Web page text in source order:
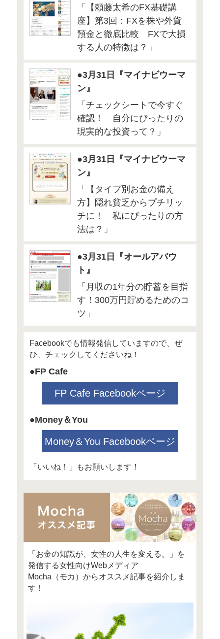
● 4月23日（日）10:00〜
「老後のお金の悩みを払
めの資産形成セミナー[ミ
場所：TKP東京駅前カンファ
定員：20名
対象：女性限定 （看護師の方
ます）
講師：高山一恵 （協力：FP
詳細・申し込みは
●4月25日（木）18:30〜
「給与明細書の正しい読
りと攻めを固めて賢く働こ
定員：20名
対象：女性限定
講師：高山一恵、佐佐木由美